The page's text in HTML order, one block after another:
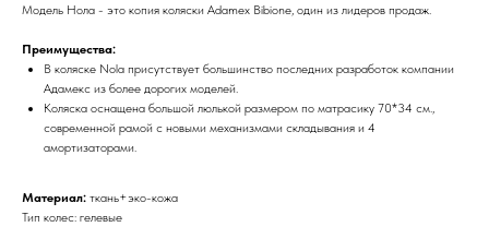
Модель Нола - это копия коляски Adamex Bibione, один из лидеров продаж.
Преимущества:
В коляске Nola присутствует большинство последних разработок компании
Адамекс из более дорогих моделей.
Коляска оснащена большой люлькой размером по матрасику 70*34 см.,
современной рамой с новыми механизмами складывания и 4
амортизаторами.
Материал: ткань+эко-кожа
Тип колес: гелевые